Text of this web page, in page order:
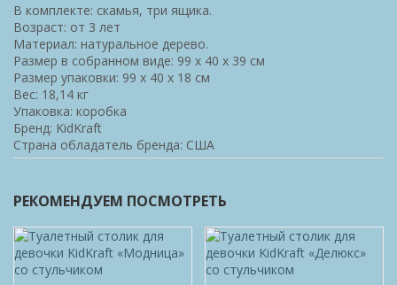
В комплекте: скамья, три ящика.
Возраст: от 3 лет
Материал: натуральное дерево.
Размер в собранном виде: 99 х 40 х 39 см
Размер упаковки: 99 х 40 х 18 см
Вес: 18,14 кг
Упаковка: коробка
Бренд: KidKraft
Страна обладатель бренда: США
РЕКОМЕНДУЕМ ПОСМОТРЕТЬ